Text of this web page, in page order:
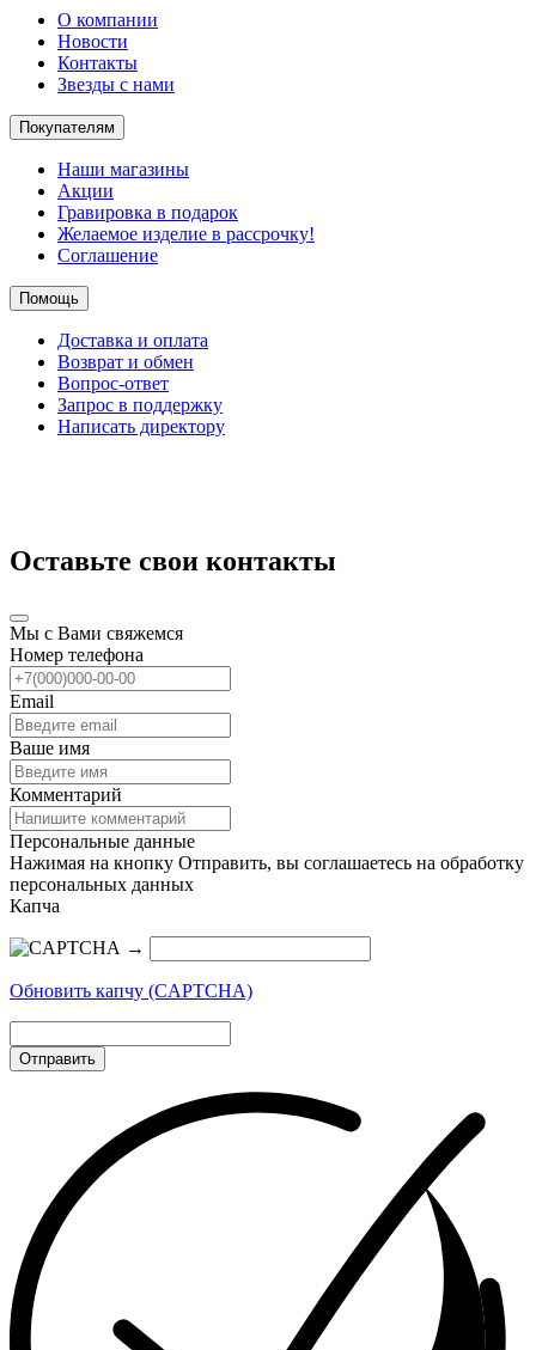
О компании
Новости
Контакты
Звезды с нами
Покупателям
Наши магазины
Акции
Гравировка в подарок
Желаемое изделие в рассрочку!
Соглашение
Помощь
Доставка и оплата
Возврат и обмен
Вопрос-ответ
Запрос в поддержку
Написать директору
Оставьте свои контакты
Мы с Вами свяжемся
Номер телефона
Email
Ваше имя
Комментарий
Персональные данные
Нажимая на кнопку Отправить, вы соглашаетесь на обработку
персональных данных
Капча
→
Обновить капчу (CAPTCHA)
Отправить